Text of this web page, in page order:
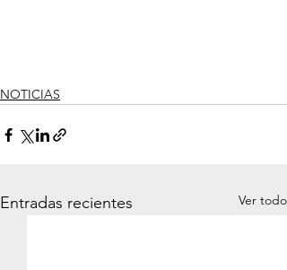
NOTICIAS
Entradas recientes Ver todo